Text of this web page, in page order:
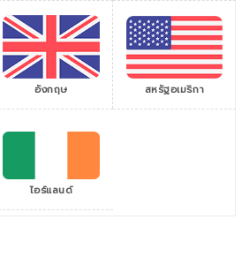
อังกฤษ สหรัฐอเมริกา
ไอร์แลนด์